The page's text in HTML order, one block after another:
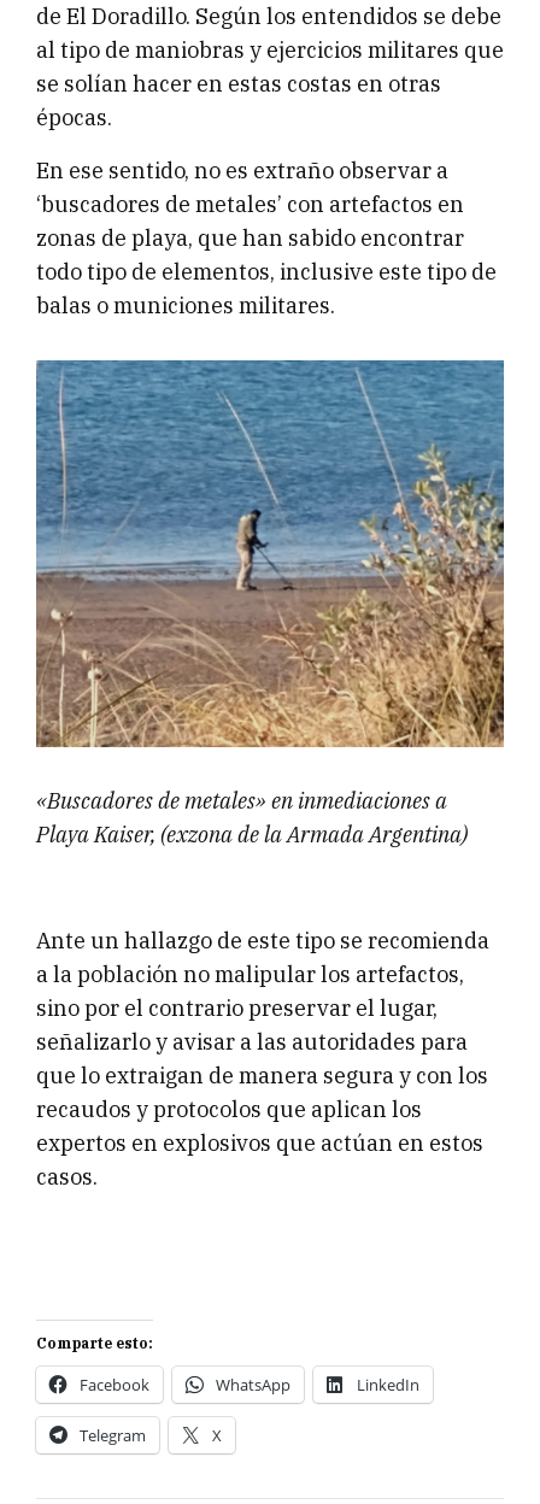
de El Doradillo. Según los entendidos se debe
al tipo de maniobras y ejercicios militares que
se solían hacer en estas costas en otras
épocas.
En ese sentido, no es extraño observar a
‘buscadores de metales’ con artefactos en
zonas de playa, que han sabido encontrar
todo tipo de elementos, inclusive este tipo de
balas o municiones militares.
«Buscadores de metales» en inmediaciones a
Playa Kaiser, (exzona de la Armada Argentina)
Ante un hallazgo de este tipo se recomienda
a la población no malipular los artefactos,
sino por el contrario preservar el lugar,
señalizarlo y avisar a las autoridades para
que lo extraigan de manera segura y con los
recaudos y protocolos que aplican los
expertos en explosivos que actúan en estos
casos.
Comparte esto:
Facebook WhatsApp LinkedIn
Telegram X